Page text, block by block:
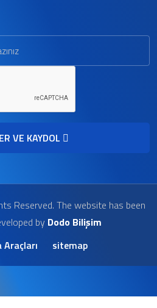
VE KAYDOL
Reserved. The website has been
by Dodo Bilişim
sitemap